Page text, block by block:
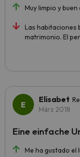
Muy limpio y
Las habitaciones
matrimonio. El
Elisabet
März 2018
Me ha gustado el
Eine einfache